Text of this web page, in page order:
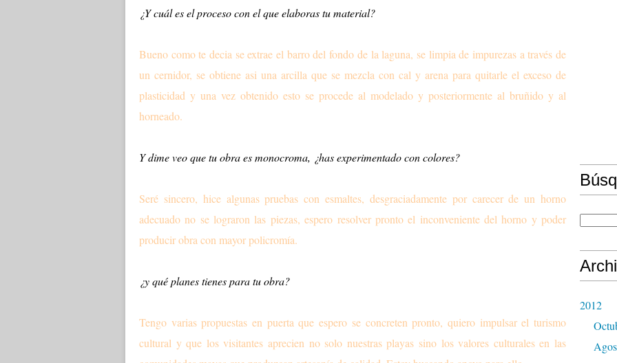
¿Y cuál es el proceso con el que elaboras tu material?
Bueno como te decia se extrae el barro del fondo de la laguna, se limpia de impurezas a través de
un cernidor, se obtiene asi una arcilla que se mezcla con cal y arena para quitarle el exceso de
plasticidad y una vez obtenido esto se procede al modelado y posteriormente al bruñido y al
horneado.
Y dime veo que tu obra es monocroma, ¿has experimentado con colores?
Seré sincero, hice algunas pruebas con esmaltes, desgraciadamente por carecer de un horno
adecuado no se lograron las piezas, espero resolver pronto el inconveniente del horno y poder
producir obra con mayor policromía.
¿y qué planes tienes para tu obra?
Tengo varias propuestas en puerta que espero se concreten pronto, quiero impulsar el turismo
cultural y que los visitantes aprecien no solo nuestras playas sino los valores culturales en las
2012